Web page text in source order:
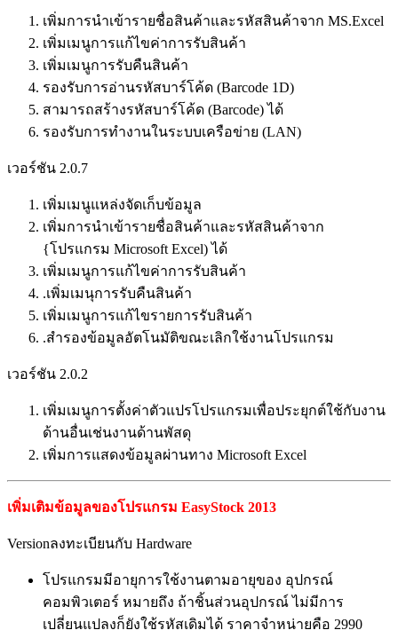
เพิ่มการนำเข้ารายชื่อสินค้าและรหัสสินค้าจาก MS.Excel
เพิ่มเมนูการแก้ไขค่าการรับสินค้า
เพิ่มเมนูการรับคืนสินค้า
รองรับการอ่านรหัสบาร์โค้ด (Barcode 1D)
สามารถสร้างรหัสบาร์โค้ด (Barcode) ได้
รองรับการทำงานในระบบเครือข่าย (LAN)
เวอร์ชัน 2.0.7
เพิ่มเมนูแหล่งจัดเก็บข้อมูล
เพิ่มการนำเข้ารายชื่อสินค้าและรหัสสินค้าจาก
{โปรแกรม Microsoft Excel) ได้
เพิ่มเมนูการแก้ไขค่าการรับสินค้า
.เพิ่มเมนุการรับคืนสินค้า
เพิ่มเมนูการแก้ไขรายการรับสินค้า
.สำรองข้อมูลอัตโนมัติขณะเลิกใช้งานโปรแกรม
เวอร์ชัน 2.0.2
เพิ่มเมนูการตั้งค่าตัวแปรโปรแกรมเพื่อประยุกต์ใช้กับงาน
ด้านอื่นเช่นงานด้านพัสดุ
เพิ่มการแสดงข้อมูลผ่านทาง Microsoft Excel
เพิ่มเติมข้อมูลของโปรแกรม EasyStock 2013
Versionลงทะเบียนกับ Hardware
โปรแกรมมีอายุการใช้งานตามอายุของ อุปกรณ์
คอมพิวเตอร์ หมายถึง ถ้าชิ้นส่วนอุปกรณ์ ไม่มีการ
เปลี่ยนแปลงก็ยังใช้รหัสเดิมได้ ราคาจำหน่ายคือ 2990